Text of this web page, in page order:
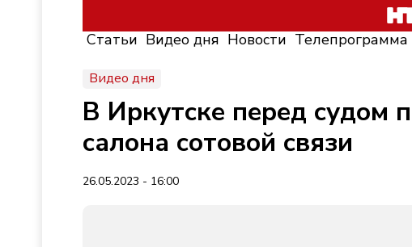
Статьи Видео дня Новости Телепрограмма
Видео дня
В Иркутске перед судом
салона сотовой связи
26.05.2023 - 16:00